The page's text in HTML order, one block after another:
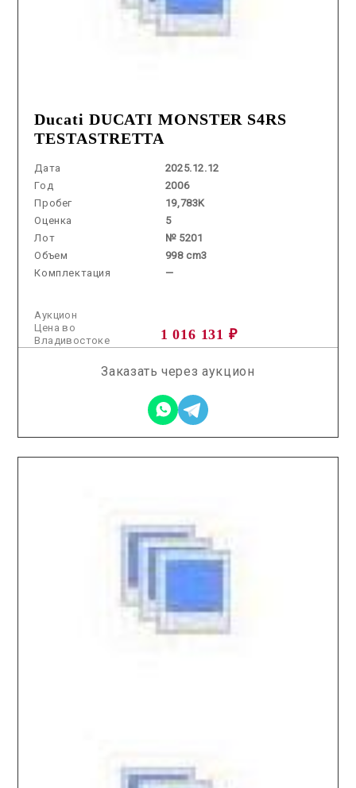
Ducati DUCATI MONSTER S4RS
TESTASTRETTA
Дата
2025.12.12
Год
2006
Пробег
19,783K
Оценка
5
Лот
№ 5201
Объем
998 cm3
Комплектация
—
Аукцион
1 016 131 ₽
Цена во
Владивостоке
Заказать через аукцион